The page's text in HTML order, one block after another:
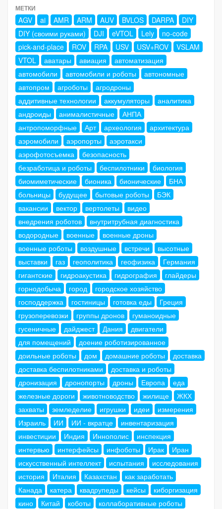
МЕТКИ
AGV ai AMR ARM AUV BVLOS DARPA
DIY
DIY (своими руками)
DJI eVTOL Lely
no-code
pick-and-place
ROV RPA USV USV+ROV
VSLAM
VTOL
аватары авиация
автоматизация
автомобили
автомобили и роботы
автономные
автопром
агроботы
агродроны
аддитивные технологии
аккумуляторы
аналитика
андроиды
анималистичные
АНПА
антропоморфные
Арт археология
архитектура
аэромобили
аэропорты
аэротакси
аэрофотосъемка
безопасность
безработица и роботы
беспилотники
биология
биомиметические
бионика бионические
БНА
больницы
будущее бытовые роботы
БЭК
вакансии
вектор вертолеты
видео
внедрения роботов
внутритрубная диагностика
водородные
военные
военные дроны
военные роботы
воздушные встречи
высотные
выставки
газ геополитика геофизика
Германия
гигантские
гидроакустика гидрография
глайдеры
горнодобыча
город
городское хозяйство
господдержка
гостиницы готовка еды
Греция
грузоперевозки
группы дронов
гуманоидные
гусеничные
дайджест Дания
двигатели
для помещений
доение роботизированное
доильные роботы
дом домашние роботы
доставка
доставка беспилотниками
доставка и роботы
дронизация
дронопорты дроны Европа
еда
железные дороги
животноводство жилище
ЖКХ
захваты
земледелие игрушки идеи
измерения
Израиль
ИИ ИИ - вкратце
инвентаризация
инвестиции
Индия Иннополис
инспекция
интервью
интерфейсы инфоботы Ирак
Иран
искусственный интеллект
испытания
исследования
история
Италия Казахстан
как заработать
Канада
катера квадрупеды кейсы
киборгизация
кино
Китай коботы
коллаборативные роботы